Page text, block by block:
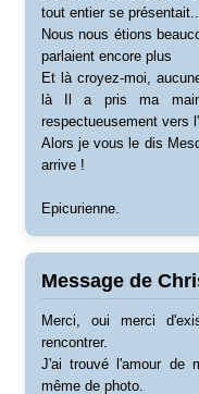
tout entier se
Nous nous étions
parlaient encore plus
Et là croyez-moi,
là Il a pris ma main
respectueusement vers
Alors je vous le dis
arrive !
Epicurienne.
Message de
Merci, oui merci
rencontrer.
J'ai trouvé l'amour de
même de photo.